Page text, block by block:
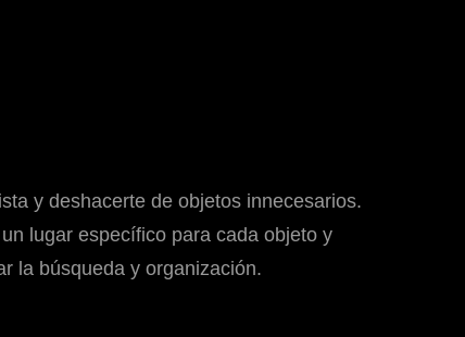
y deshacerte de objetos innecesarios.
lugar específico para cada objeto y
la búsqueda y organización.